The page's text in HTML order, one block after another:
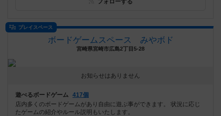
フォローする
プレイスペース
ボードゲームスペース みやボド
宮崎県宮崎市広島2丁目5-28
お知らせはありません
遊べるボードゲーム 417個
店内多くのボードゲームがあり自由に遊ぶ事ができます。 状況に応じ
たゲームの紹介やルール説明もいたします。